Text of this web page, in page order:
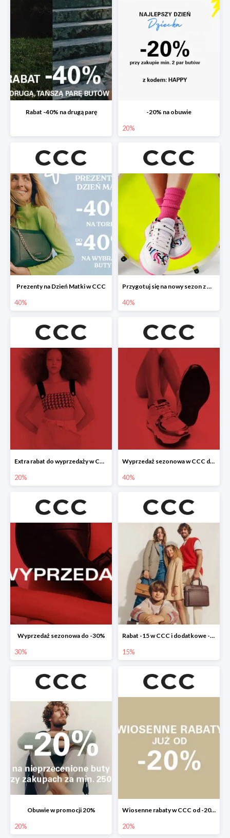
Rabat -40% na drugą parę -20% na obuwie
20%
Prezenty na Dzień Matki w CCC
40%
Przygotuj się na nowy sezon z CCC - druga para -40%
40%
Extra rabat do wyprzedaży w CCC -20%
20%
Wyprzedaż sezonowa w CCC do -40%
40%
Wyprzedaż sezonowa do -30%
30%
Rabat -15 w CCC i dodatkowe -20% dla klubowiczów
15%
Obuwie w promocji 20%
20%
Wiosenne rabaty w CCC od -20%
20%